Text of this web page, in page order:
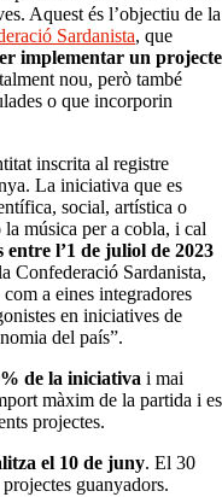
Aquest és l’objectiu de la
Sardanista, que
implementar un projecte
nou, però també
o que incorporin
inscrita al registre
La iniciativa que es
social, artística o
música per a cobla, i cal
entre l’1 de juliol de 2023
Confederació Sardanista,
a eines integradores
en iniciatives de
del país”.
de la iniciativa i mai
màxim de la partida i es
projectes.
el 10 de juny. El 30
guanyadors.